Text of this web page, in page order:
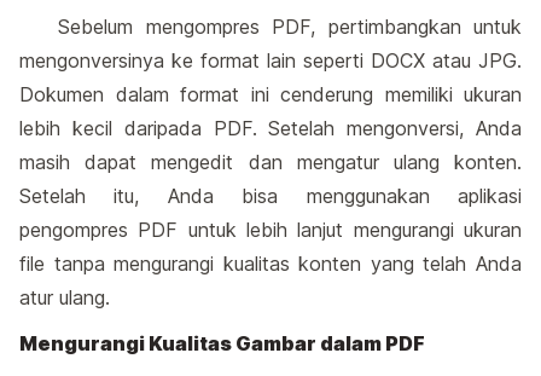
Sebelum mengompres PDF, pertimbangkan untuk
mengonversinya ke format lain seperti DOCX atau JPG.
Dokumen dalam format ini cenderung memiliki ukuran
lebih kecil daripada PDF. Setelah mengonversi, Anda
masih dapat mengedit dan mengatur ulang konten.
Setelah itu, Anda bisa menggunakan aplikasi
pengompres PDF untuk lebih lanjut mengurangi ukuran
file tanpa mengurangi kualitas konten yang telah Anda
atur ulang.
Mengurangi Kualitas Gambar dalam PDF